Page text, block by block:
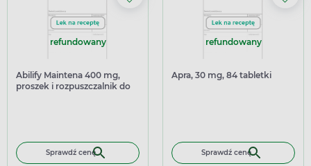
refundowany
Abilify Maintena 400 mg,
proszek i rozpuszczalnik do
Sprawdź cenę
refundowany
Apra, 30 mg, 84 tabletki
Sprawdź cenę